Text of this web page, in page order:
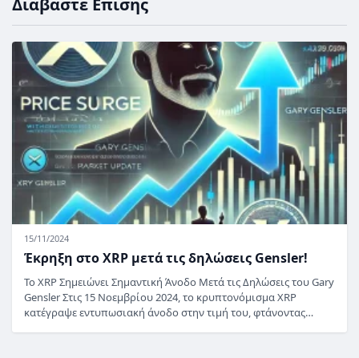
15/11/2024
Έκρηξη στο XRP μετά τις δηλώσεις Gensler!
Το XRP Σημειώνει Σημαντική Άνοδο Μετά τις Δηλώσεις του Gary
Gensler Στις 15 Νοεμβρίου 2024, το κρυπτονόμισμα XRP
κατέγραψε εντυπωσιακή άνοδο στην τιμή του, φτάνοντας…